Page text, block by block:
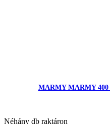
MARMY MARMY 400
Néhány db raktáron